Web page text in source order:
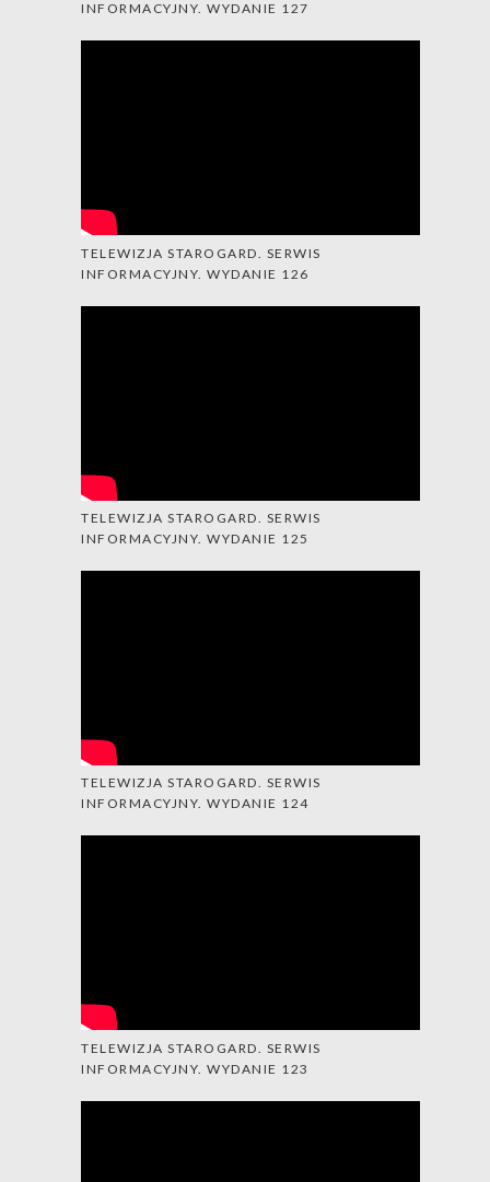
INFORMACYJNY. WYDANIE 127
TELEWIZJA STAROGARD. SERWIS
INFORMACYJNY. WYDANIE 126
TELEWIZJA STAROGARD. SERWIS
INFORMACYJNY. WYDANIE 125
TELEWIZJA STAROGARD. SERWIS
INFORMACYJNY. WYDANIE 124
TELEWIZJA STAROGARD. SERWIS
INFORMACYJNY. WYDANIE 123